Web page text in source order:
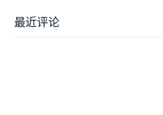
最近评论